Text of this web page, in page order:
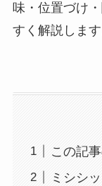
味・位置づけ
すく解説します
この記
ミシシ